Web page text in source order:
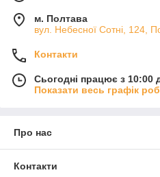
м. Полтава
вул. Небесної Сотні, 124,
Контакти
Сьогодні працює з 10:00
Показати весь графік
Про нас
Контакти